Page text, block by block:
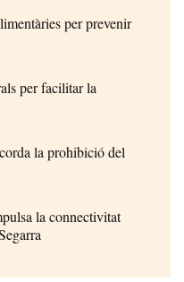
per prevenir
per facilitar la
la prohibició del
la connectivitat